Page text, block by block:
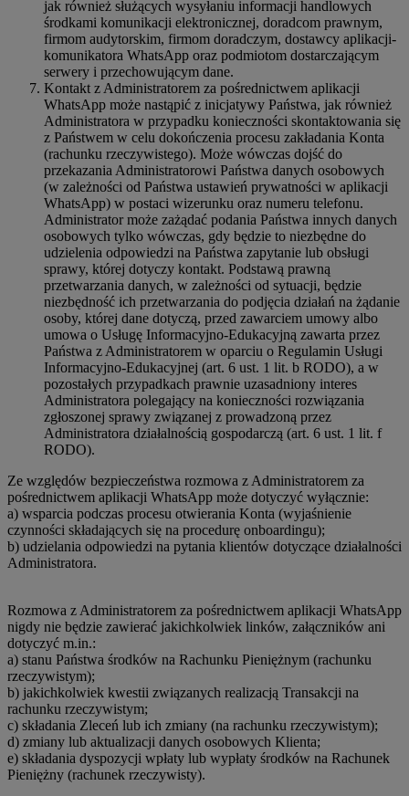
jak również służących wysyłaniu informacji handlowych
środkami komunikacji elektronicznej, doradcom prawnym,
firmom audytorskim, firmom doradczym, dostawcy aplikacji-
komunikatora WhatsApp oraz podmiotom dostarczającym
serwery i przechowującym dane.
Kontakt z Administratorem za pośrednictwem aplikacji
WhatsApp może nastąpić z inicjatywy Państwa, jak również
Administratora w przypadku konieczności skontaktowania się
z Państwem w celu dokończenia procesu zakładania Konta
(rachunku rzeczywistego). Może wówczas dojść do
przekazania Administratorowi Państwa danych osobowych
(w zależności od Państwa ustawień prywatności w aplikacji
WhatsApp) w postaci wizerunku oraz numeru telefonu.
Administrator może zażądać podania Państwa innych danych
osobowych tylko wówczas, gdy będzie to niezbędne do
udzielenia odpowiedzi na Państwa zapytanie lub obsługi
sprawy, której dotyczy kontakt. Podstawą prawną
przetwarzania danych, w zależności od sytuacji, będzie
niezbędność ich przetwarzania do podjęcia działań na żądanie
osoby, której dane dotyczą, przed zawarciem umowy albo
umowa o Usługę Informacyjno-Edukacyjną zawarta przez
Państwa z Administratorem w oparciu o Regulamin Usługi
Informacyjno-Edukacyjnej (art. 6 ust. 1 lit. b RODO), a w
pozostałych przypadkach prawnie uzasadniony interes
Administratora polegający na konieczności rozwiązania
zgłoszonej sprawy związanej z prowadzoną przez
Administratora działalnością gospodarczą (art. 6 ust. 1 lit. f
RODO).
Ze względów bezpieczeństwa rozmowa z Administratorem za
pośrednictwem aplikacji WhatsApp może dotyczyć wyłącznie:
a) wsparcia podczas procesu otwierania Konta (wyjaśnienie
czynności składających się na procedurę onboardingu);
b) udzielania odpowiedzi na pytania klientów dotyczące działalności
Administratora.
Rozmowa z Administratorem za pośrednictwem aplikacji WhatsApp
nigdy nie będzie zawierać jakichkolwiek linków, załączników ani
dotyczyć m.in.:
a) stanu Państwa środków na Rachunku Pieniężnym (rachunku
rzeczywistym);
b) jakichkolwiek kwestii związanych realizacją Transakcji na
rachunku rzeczywistym;
c) składania Zleceń lub ich zmiany (na rachunku rzeczywistym);
d) zmiany lub aktualizacji danych osobowych Klienta;
e) składania dyspozycji wpłaty lub wypłaty środków na Rachunek
Pieniężny (rachunek rzeczywisty).